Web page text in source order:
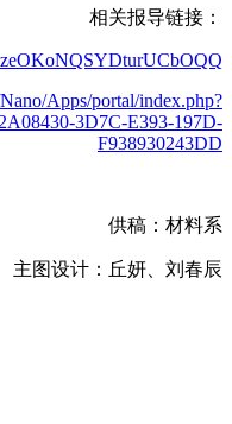
相关报导链接：
Apps/portal/index.php?
3D7C-E393-197D-
F938930243DD
供稿：材料系
主图设计：丘妍、刘春辰